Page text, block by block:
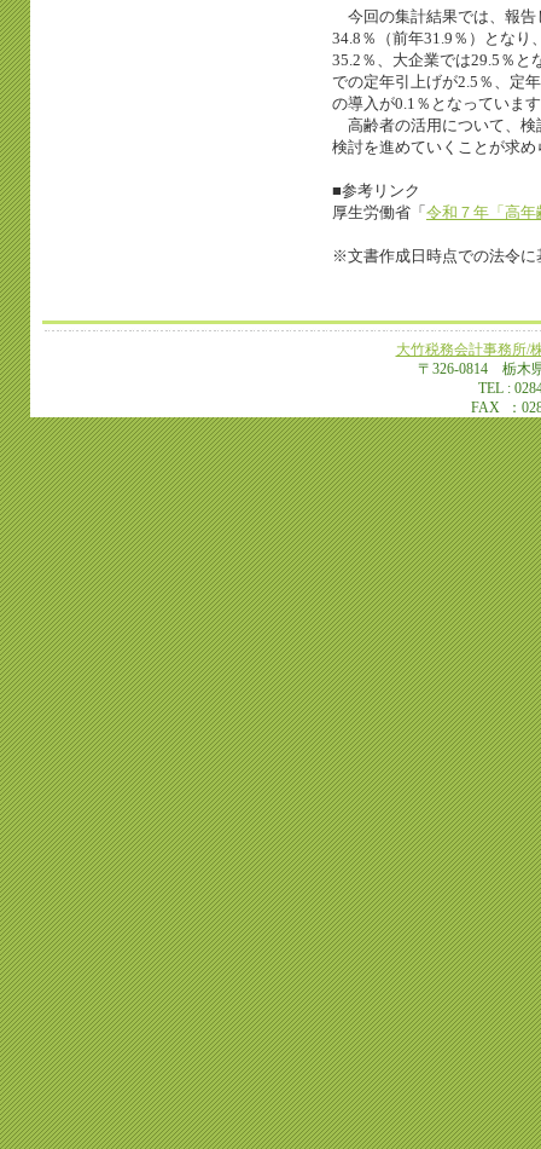
今回の集計結果では、報告
34.8％（前年31.9％）となり
35.2％、大企業では29.5％と
での定年引上げが2.5％、定
の導入が0.1％となっていま
高齢者の活用について、検
検討を進めていくことが求
■参考リンク
厚生労働省「令和７年「高
※文書作成日時点での法令
大竹税務会計事務所/
〒326-0814 栃木
TEL :
FAX ：